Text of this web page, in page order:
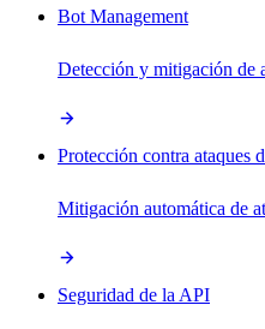
Bot Management
Detección y mitigación de
Protección contra ataques
Mitigación automática de
Seguridad de la API